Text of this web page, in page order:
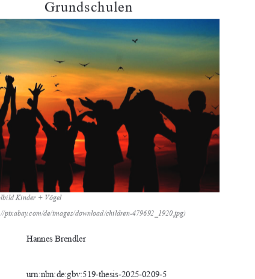
Grundschulen
Hannes Brendler
urn:nbn:de:gbv:519-thesis-2025-0209-5
Kinder + Vögel
pixabay.com/de/images/download/children-479692_1920.jpg)